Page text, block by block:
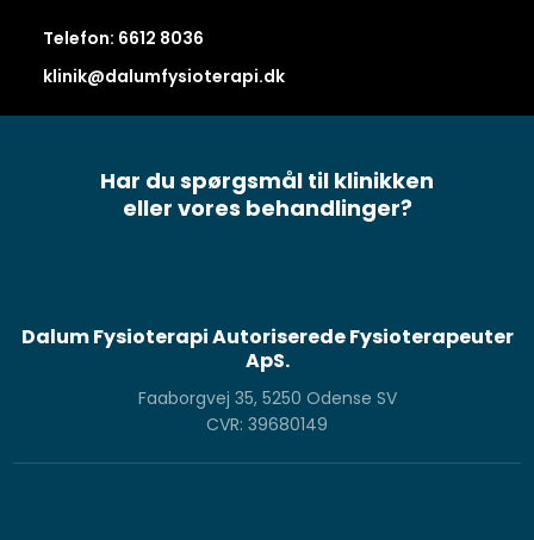
Telefon: 6612 8036​
klinik@dalumfysioterapi.dk
Har du spørgsmål til klinikken
​eller vores behandlinger?
Dalum Fysioterapi Autoriserede Fysioterapeuter
ApS.
Faaborgvej 35, 5250 Odense SV
CVR: 39680149